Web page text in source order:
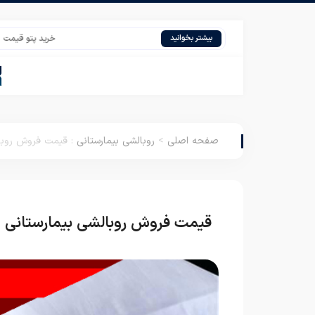
بیشتر بخوانید خرید پتو قیمت مناسب
صفحه اصلی > روبالشی بیمارستانی : قیمت فروش
قیمت فروش روبالشی بیمارستانی